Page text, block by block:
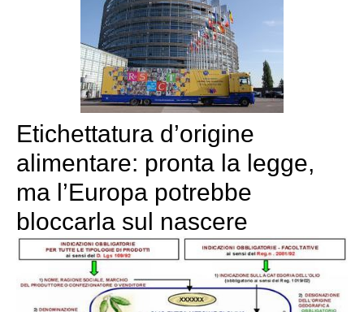
Etichettatura d’origine
alimentare: pronta la legge,
ma l’Europa potrebbe
bloccarla sul nascere